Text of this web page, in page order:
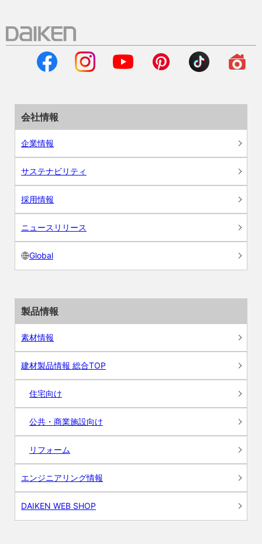
会社情報
企業情報
サステナビリティ
採用情報
ニュースリリース
Global
製品情報
素材情報
建材製品情報 総合TOP
住宅向け
公共・商業施設向け
リフォーム
エンジニアリング情報
DAIKEN WEB SHOP